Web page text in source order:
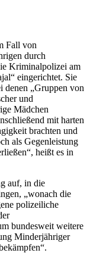
Fall von
durch
Kriminalpolizei am
eingerichtet. Sie
„Gruppen von
und
Mädchen
mit harten
brachten und
als Gegenleistung
heißt es in
auf, in die
„wonach die
polizeiliche
bundesweit weitere
Minderjähriger